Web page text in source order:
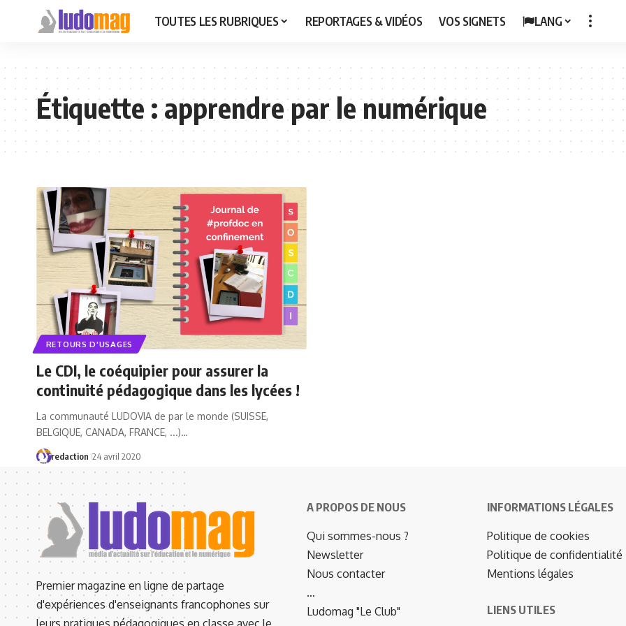
TOUTES LES RUBRIQUES REPORTAGES & VIDÉOS VOS SIGNETS LANG
Étiquette :apprendre par le numérique
RETOURS D'USAGES
Le CDI, le coéquipier pour assurer la
continuité pédagogique dans les lycées !
La communauté LUDOVIA de par le monde (SUISSE,
BELGIQUE, CANADA, FRANCE, ...)…
redaction 24 avril 2020
Premier magazine en ligne de partage
d'expériences d'enseignants francophones sur
leurs pratiques pédagogiques en classe avec le
A PROPOS DE NOUS
Qui sommes-nous ?
Newsletter
Nous contacter
…
Ludomag "Le Club"
INFORMATIONS LÉGALES
Politique de cookies
Politique de confidentialité
Mentions légales
LIENS UTILES